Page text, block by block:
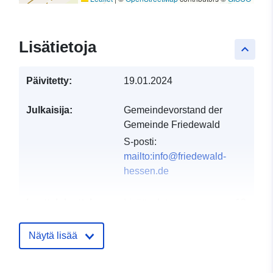
keyboard_arrow_up
Lisätietoja
Päivitetty: 19.01.2024
Julkaisija:
Gemeindevorstand der
Gemeinde Friedewald
S-posti:
mailto:info@friedewald-
hessen.de
Näytä lisää